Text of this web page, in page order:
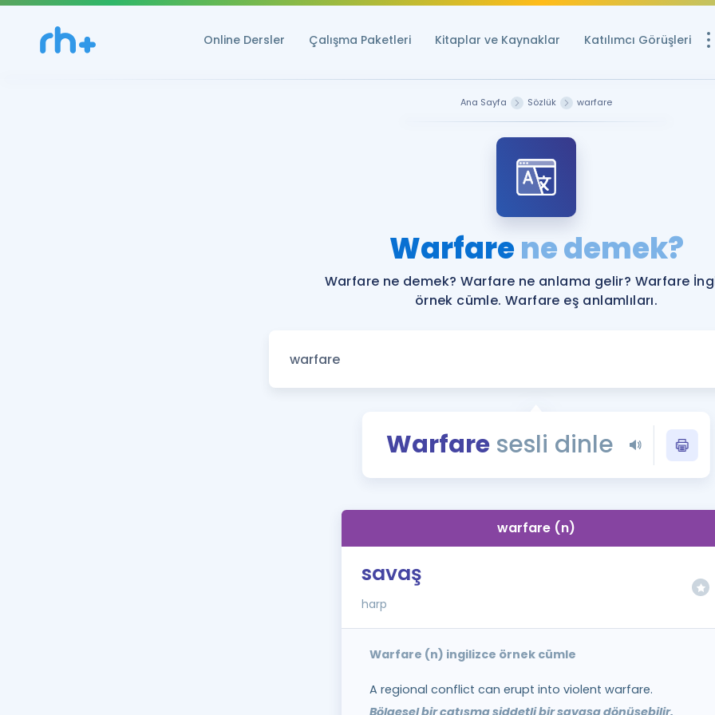
Online Dersler Çalışma Paketleri Kitaplar ve Kaynaklar Katılımcı Görüşleri
YDS ve YÖKDİL
Rehberlik Aracı
YDS ve YÖKDİL'e
Tüm ÖSYM
YDS - YÖKDİL
İngilizce Gramer
Ana Sayfa Sözlük warfare
Warfarene demek?
Warfare ne demek? Warfare ne anlama gelir? Warfare
örnek cümle. Warfare eş anlamlıları.
Warfaresesli dinle
warfare (n)
savaş
harp
Warfare (n) ingilizce örnek cümle
A regional conflict can erupt into violent warfare.
Bölgesel bir çatışma şiddetli bir savaşa dönüşebilir.